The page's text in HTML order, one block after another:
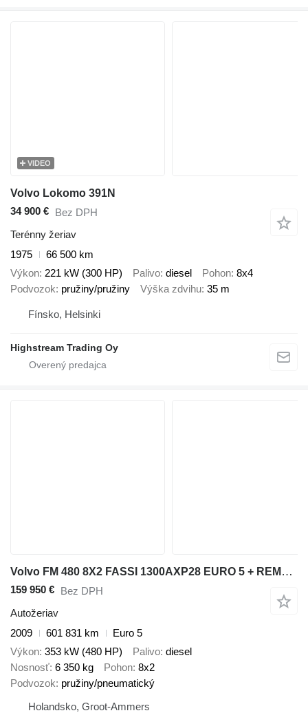
VIDEO
Volvo Lokomo 391N
34 900 € Bez DPH
Terénny žeriav
1975
66 500 km
Výkon 221 kW (300 HP) Palivo diesel Pohon 8x4
Podvozok pružiny/pružiny Výška zdvihu 35 m
Fínsko, Helsinki
Highstream Trading Oy
Volvo FM 480 8X2 FASSI 1300AXP28 EURO 5 + REMOTE CONTROL
159 950 € Bez DPH
Autožeriav
2009
601 831 km
Euro 5
Výkon 353 kW (480 HP) Palivo diesel
Nosnosť 6 350 kg Pohon 8x2
Podvozok pružiny/pneumatický
Holandsko, Groot-Ammers